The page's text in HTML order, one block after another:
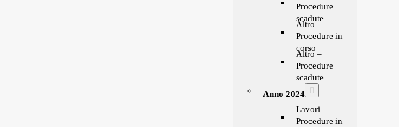
Procedure
scadute
Altro –
Procedure in
corso
Altro –
Procedure
scadute
Anno 2024
Lavori –
Procedure in